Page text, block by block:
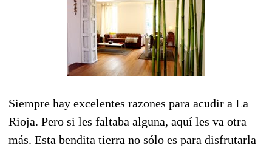
Siempre hay excelentes razones para acudir a La
Rioja. Pero si les faltaba alguna, aquí les va otra
más. Esta bendita tierra no sólo es para disfrutarla